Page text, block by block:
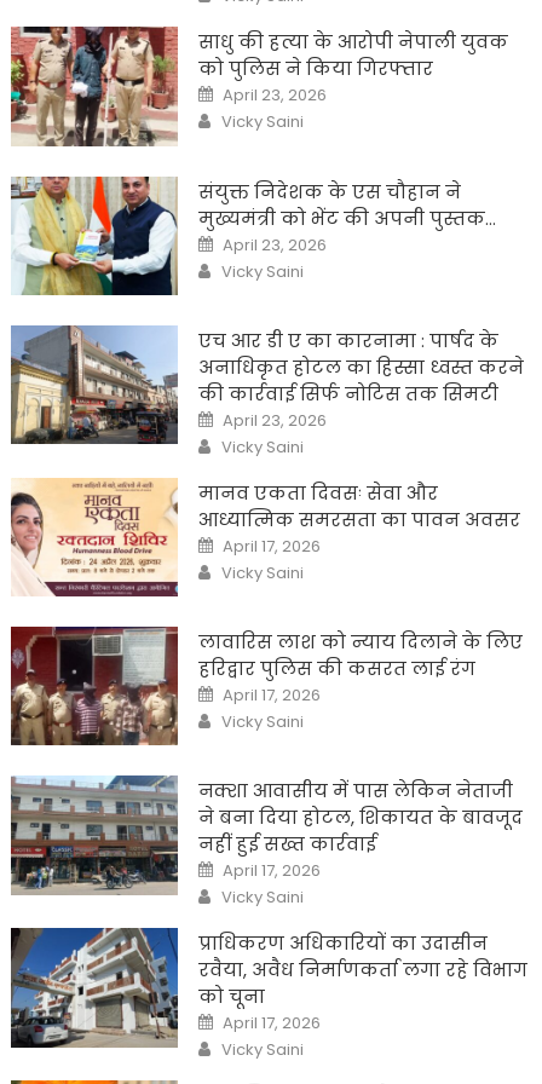
साधु की हत्या के आरोपी नेपाली युवक
को पुलिस ने किया गिरफ्तार
Posted
on
April 23, 2026
Author
Vicky Saini
संयुक्त निदेशक के एस चौहान ने
मुख्यमंत्री को भेंट की अपनी पुस्तक…
Posted
on
April 23, 2026
Author
Vicky Saini
एच आर डी ए का कारनामा : पार्षद के
अनाधिकृत होटल का हिस्सा ध्वस्त करने
की कार्रवाई सिर्फ नोटिस तक सिमटी
Posted
on
April 23, 2026
Author
Vicky Saini
मानव एकता दिवसः सेवा और
आध्यात्मिक समरसता का पावन अवसर
Posted
on
April 17, 2026
Author
Vicky Saini
लावारिस लाश को न्याय दिलाने के लिए
हरिद्वार पुलिस की कसरत लाई रंग
Posted
on
April 17, 2026
Author
Vicky Saini
नक्शा आवासीय में पास लेकिन नेताजी
ने बना दिया होटल, शिकायत के बावजूद
नहीं हुई सख्त कार्रवाई
Posted
on
April 17, 2026
Author
Vicky Saini
प्राधिकरण अधिकारियों का उदासीन
रवैया, अवैध निर्माणकर्ता लगा रहे विभाग
को चूना
Posted
on
April 17, 2026
Author
Vicky Saini